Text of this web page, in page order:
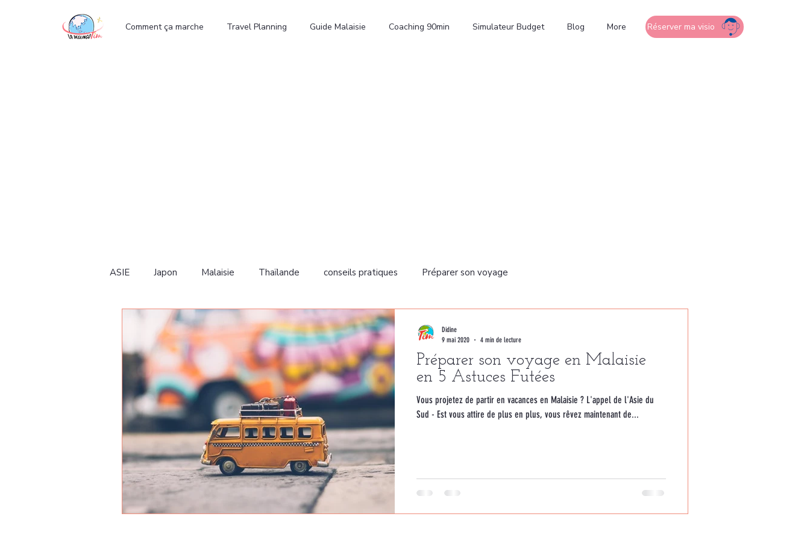
Comment ça marche Travel Planning Guide Malaisie Coaching 90min Simulateur Budget Blog More Réserver ma visio
ASIE Japon Malaisie Thaïlande conseils pratiques Préparer son voyage
Préparer son voyage en Malaisie
en 5 Astuces Futées
Vous projetez de partir en vacances en Malaisie ? L'appel de l'Asie du
Sud - Est vous attire de plus en plus, vous rêvez maintenant de...
Didine
9 mai 2020
4 min de lecture